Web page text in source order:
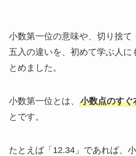
小数第一位の意味や、切り捨て
五入の違いを、初めて学ぶ人に
とめました。
小数第一位とは、 小数点のすぐ
とです。
たとえば「12.34」であれば、